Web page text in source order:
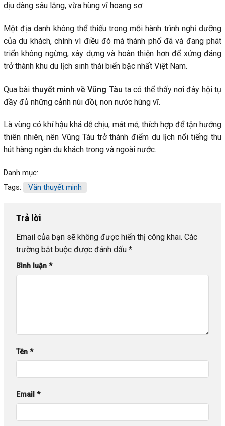
dịu dàng sâu lắng, vừa hùng vĩ hoang sơ.
Một địa danh không thể thiếu trong mỗi hành trình nghỉ dưỡng
của du khách, chính vì điều đó mà thành phố đã và đang phát
triển không ngừng, xây dựng và hoàn thiện hơn để xứng đáng
trở thành khu du lịch sinh thái biển bậc nhất Việt Nam.
Qua bàithuyết minh về Vũng Tàuta có thể thấy nơi đây hội tụ
đầy đủ những cảnh núi đồi, non nước hùng vĩ.
Là vùng có khí hậu khá dễ chịu, mát mẻ, thích hợp để tận hưởng
thiên nhiên, nên Vũng Tàu trở thành điểm du lịch nổi tiếng thu
hút hàng ngàn du khách trong và ngoài nước.
Danh mục:
Tags:
Văn thuyết minh
Trả lời
Email của bạn sẽ không được hiển thị công khai. Các
trường bắt buộc được đánh dấu *
Bình luận *
Tên *
Email *